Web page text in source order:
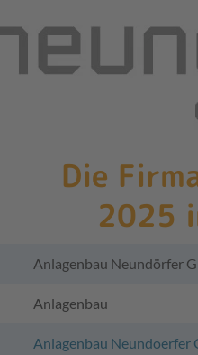
Die
2025
Anlagenbau Neundörfer
Anlagenbau
Anlagenbau Neundoerfer